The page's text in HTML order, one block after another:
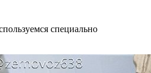
специально